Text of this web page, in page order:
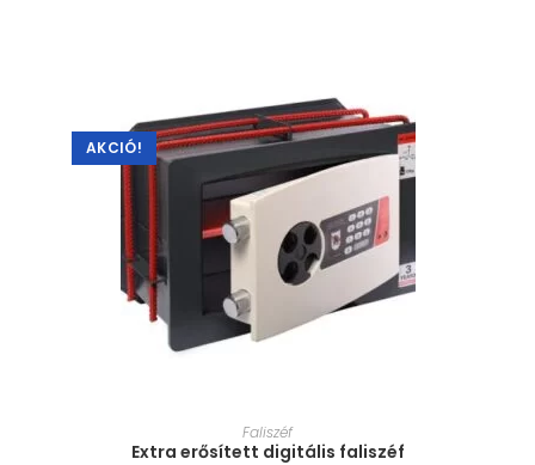
AKCIÓ!
MÉRET VÁLASZTÁSA
Faliszéf
Extra erősített digitális faliszéf